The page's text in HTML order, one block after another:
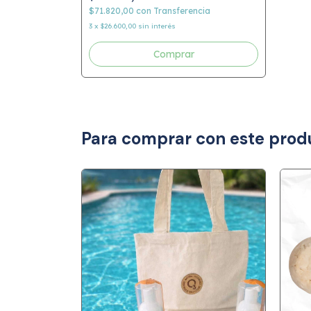
$71.820,00 con Transferencia
3 x $26.600,00 sin interés
Comprar
Para comprar con este